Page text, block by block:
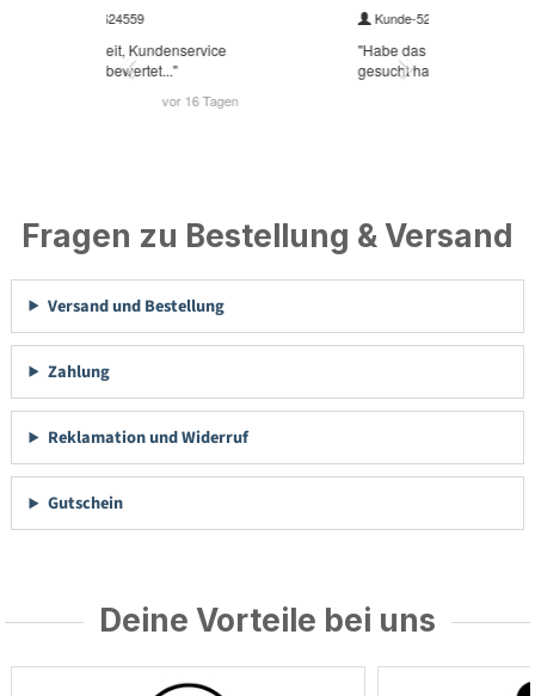
Fragen zu Bestellung & Versand
Versand und Bestellung
Zahlung
Reklamation und Widerruf
Gutschein
Deine Vorteile bei uns